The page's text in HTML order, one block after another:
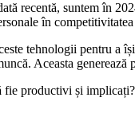
recentă, suntem în
în
tehnologii pentru a
Aceasta generează
productivi și